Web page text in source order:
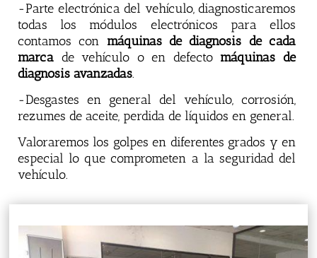
-Parte electrónica del vehículo, diagnosticaremos
todas los módulos electrónicos para ellos
contamos con máquinas de diagnosis de cada
marca de vehículo o en defecto máquinas de
diagnosis avanzadas.
-Desgastes en general del vehículo, corrosión,
rezumes de aceite, perdida de líquidos en general.
Valoraremos los golpes en diferentes grados y en
especial lo que comprometen a la seguridad del
vehículo.